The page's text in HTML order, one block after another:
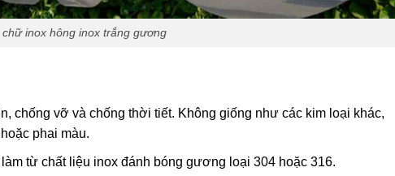
chữ inox hông inox trắng gương
chống vỡ và chống thời tiết. Không giống như các kim loại khác,
phai màu.
từ chất liệu inox đánh bóng gương loại 304 hoặc 316.